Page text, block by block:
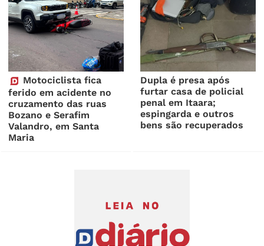
Motociclista fica
ferido em acidente no
cruzamento das ruas
Bozano e Serafim
Valandro, em Santa
Maria
Dupla é presa após
furtar casa de policial
penal em Itaara;
espingarda e outros
bens são recuperados